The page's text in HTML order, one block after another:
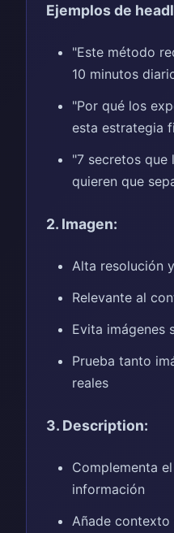
Ejemplos de
"Este método
10 minutos
"Por qué los
esta estrategia
"7 secretos que
quieren que
2. Imagen:
Alta resolución
Relevante al
Evita imágenes
Prueba tanto
reales
3. Description:
Complementa
información
Añade